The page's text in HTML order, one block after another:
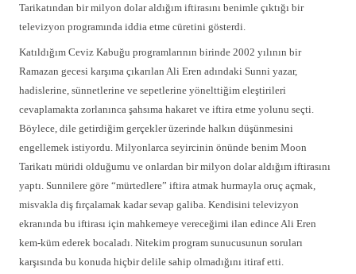
Tarikatından bir milyon dolar aldığım iftirasını benimle çıktığı bir
televizyon programında iddia etme cüretini gösterdi.
Katıldığım Ceviz Kabuğu programlarının birinde 2002 yılının bir
Ramazan gecesi karşıma çıkarılan Ali Eren adındaki Sunni yazar,
hadislerine, sünnetlerine ve sepetlerine yönelttiğim eleştirileri
cevaplamakta zorlanınca şahsıma hakaret ve iftira etme yolunu seçti.
Böylece, dile getirdiğim gerçekler üzerinde halkın düşünmesini
engellemek istiyordu. Milyonlarca seyircinin önünde benim Moon
Tarikatı müridi olduğumu ve onlardan bir milyon dolar aldığım iftirasını
yaptı. Sunnilere göre “mürtedlere” iftira atmak hurmayla oruç açmak,
misvakla diş fırçalamak kadar sevap galiba. Kendisini televizyon
ekranında bu iftirası için mahkemeye vereceğimi ilan edince Ali Eren
kem-küm ederek bocaladı. Nitekim program sunucusunun soruları
karşısında bu konuda hiçbir delile sahip olmadığını itiraf etti.